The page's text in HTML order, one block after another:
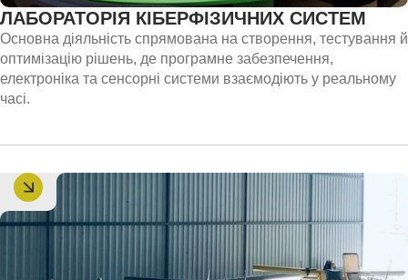
ЛАБОРАТОРІЯ КІБЕРФІЗИЧНИХ СИСТЕМ
Основна діяльність спрямована на створення, тестування й
оптимізацію рішень, де програмне забезпечення,
електроніка та сенсорні системи взаємодіють у реальному
часі.